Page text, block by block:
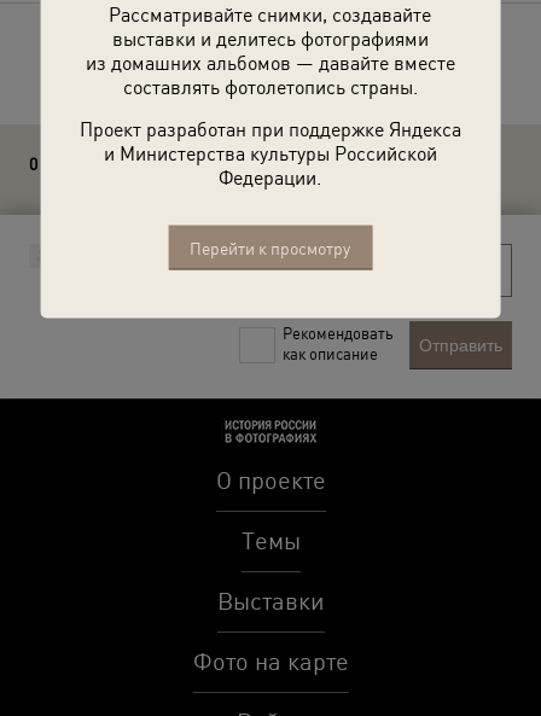
Рассматривайте снимки, создавайте
выставки и делитесь фотографиями
из домашних альбомов — давайте вместе
составлять фотолетопись страны.
Проект разработан при поддержке Яндекса
и Министерства культуры Российской
Федерации.
Перейти к просмотру
Расскажите друзьям об этом фото
0 комментариев
Рекомендовать
как описание
Отправить
О проекте
Темы
Выставки
Фото на карте